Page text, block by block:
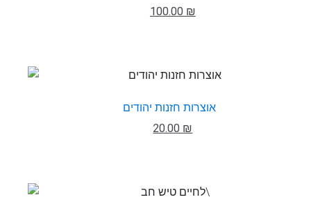
100.00 ₪
אוצרות חזנות יהודים
20.00 ₪